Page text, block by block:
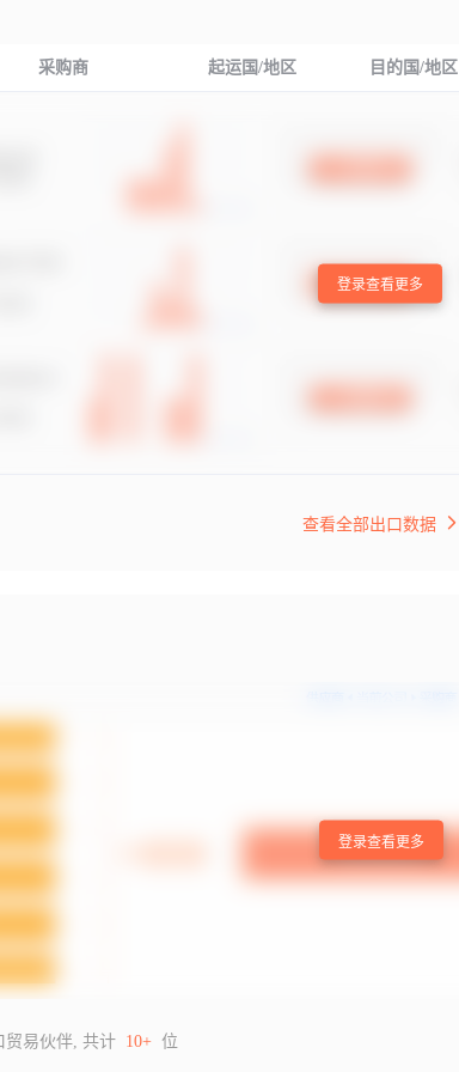
采购商 起运国/地区 目的国/地区
登录查看更多
查看全部出口数据
登录查看更多
贸易伙伴, 共计 10+ 位